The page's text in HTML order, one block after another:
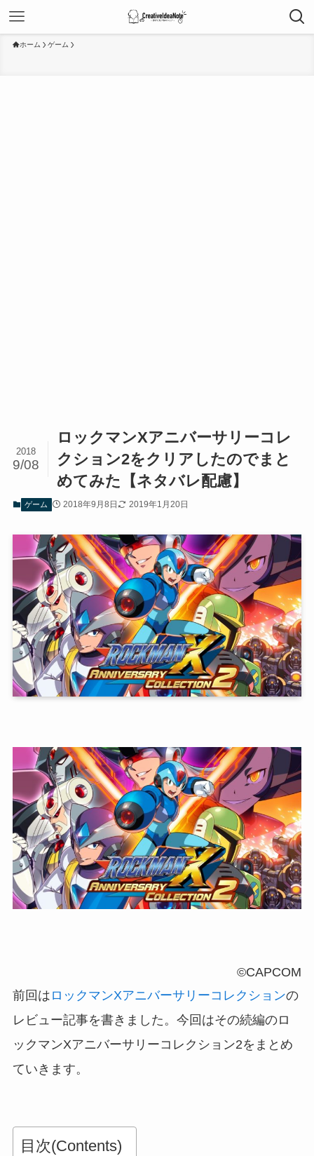
ホーム ゲーム
ロックマンXアニバーサリーコレ
クション2をクリアしたのでまと
めてみた【ネタバレ配慮】
2018
9/08
ゲーム 2018年9月8日 2019年1月20日
©CAPCOM
前回は ロックマンXアニバーサリーコレクションの
レビュー記事を書きました。今回はその続編のロ
ックマンXアニバーサリーコレクション2をまとめ
ていきます。
目次(Contents)